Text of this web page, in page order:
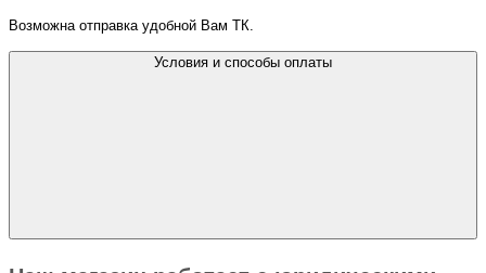
Возможна отправка удобной Вам ТК.
Условия и способы оплаты